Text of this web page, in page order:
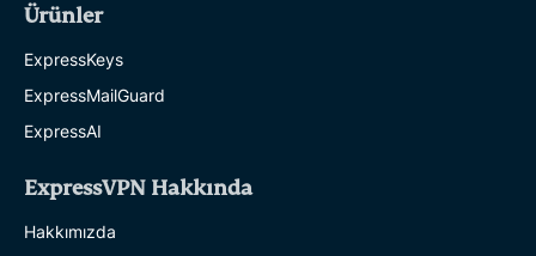
Ürünler
ExpressKeys
ExpressMailGuard
ExpressAI
ExpressVPN Hakkında
Hakkımızda